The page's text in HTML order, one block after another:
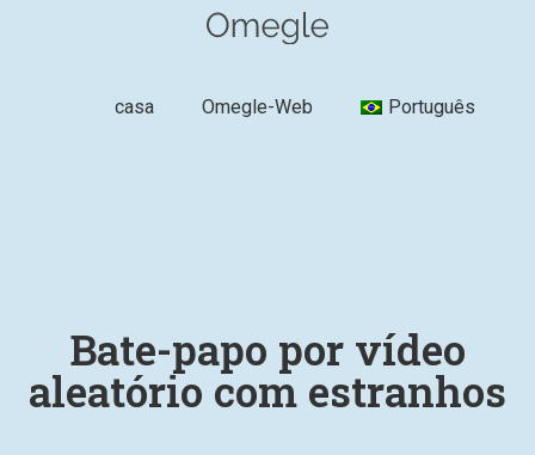
casa Omegle-Web Português
Bate-papo por vídeo
aleatório com estranhos